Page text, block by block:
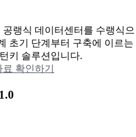
공랭식 데이터센터를 수랭식으
초기 단계부터 구축에 이르는
키 솔루션입니다.
확인하기